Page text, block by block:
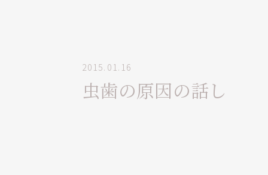
2015.01.16
虫歯の原因の話し